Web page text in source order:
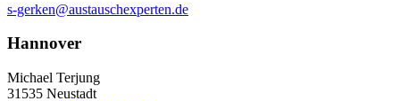
s-gerken@austauschexperten.de
Hannover
Michael Terjung
31535 Neustadt